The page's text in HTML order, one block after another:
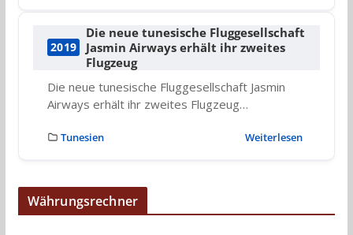
2019
Die neue tunesische Fluggesellschaft
Jasmin Airways erhält ihr zweites
Flugzeug
Die neue tunesische Fluggesellschaft Jasmin
Airways erhält ihr zweites Flugzeug…
Tunesien Weiterlesen
Währungsrechner